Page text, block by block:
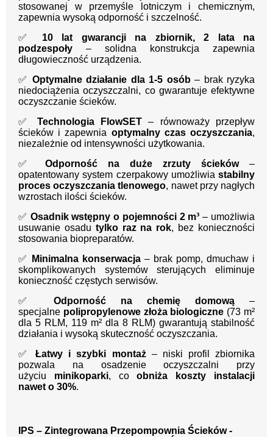
stosowanej w przemyśle lotniczym i chemicznym,
zapewnia wysoką odporność i szczelność.
✅ 10 lat gwarancji na zbiornik, 2 lata na
podzespoły – solidna konstrukcja zapewnia
długowieczność urządzenia.
✅ Optymalne działanie dla 1-5 osób– brak ryzyka
niedociążenia oczyszczalni, co gwarantuje efektywne
oczyszczanie ścieków.
✅ Technologia FlowSET – równoważy przepływ
ścieków i zapewnia optymalny czas oczyszczania,
niezależnie od intensywności użytkowania.
✅ Odporność na duże zrzuty ścieków–
opatentowany system czerpakowy umożliwia stabilny
proces oczyszczania tlenowego, nawet przy nagłych
wzrostach ilości ścieków.
✅ Osadnik wstępny o pojemności 2 m³ – umożliwia
usuwanie osadu tylko raz na rok, bez konieczności
stosowania biopreparatów.
✅
Minimalna konserwacja – brak pomp, dmuchaw i
skomplikowanych systemów sterujących eliminuje
konieczność częstych serwisów.
✅ Odporność na chemię domową –
specjalne polipropylenowe złoża biologiczne (73 m²
dla 5 RLM, 119 m² dla 8 RLM) gwarantują stabilność
działania i wysoką skuteczność oczyszczania.
✅Łatwy i szybki montaż– niski profil zbiornika
pozwala na osadzenie oczyszczalni przy
użyciu minikoparki, coobniża koszty instalacji
nawet o 30%.
IPS – Zintegrowana Przepompownia Ścieków -